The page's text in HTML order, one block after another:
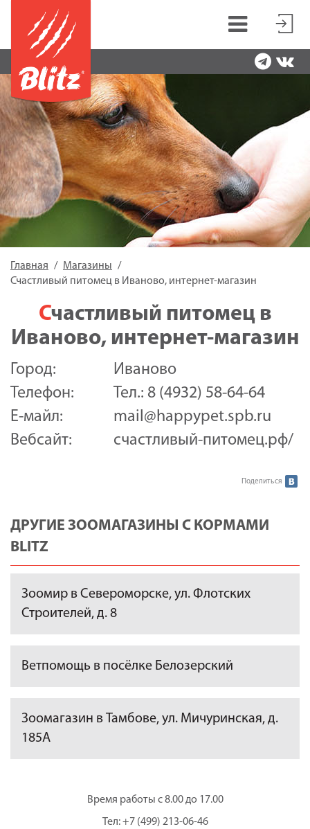
Главная
Магазины
Счастливый питомец в Иваново, интернет-магазин
Счастливый питомец в
Иваново, интернет-магазин
Город:
Иваново
Телефон:
Тел.: 8 (4932) 58-64-64
Е-майл:
mail@happypet.spb.ru
Вебсайт:
счастливый-питомец.рф/
Поделиться
ДРУГИЕ ЗООМАГАЗИНЫ С КОРМАМИ
BLITZ
Зоомир в Североморске, ул. Флотских
Строителей, д. 8
Ветпомощь в посёлке Белозерский
Зоомагазин в Тамбове, ул. Мичуринская, д.
185А
Время работы с 8.00 до 17.00
Тел: +7 (499) 213-06-46